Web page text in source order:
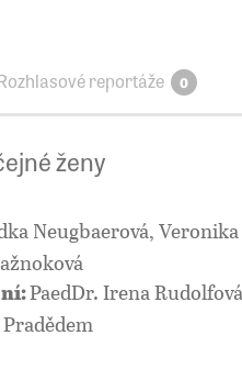
reportáže 0
ženy
Neugbaerová,
PaedDr. Irena Rudolfová